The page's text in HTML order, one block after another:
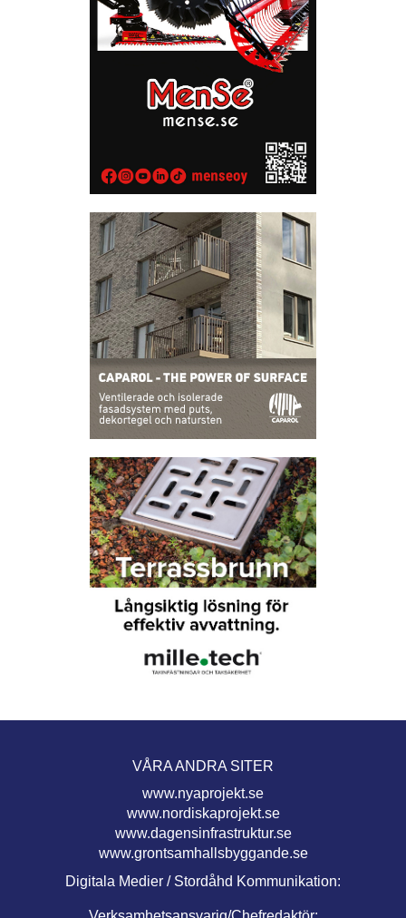
VÅRA ANDRA SITER
www.nyaprojekt.se
www.nordiskaprojekt.se
www.dagensinfrastruktur.se
www.grontsamhallsbyggande.se
Digitala Medier / Stordåhd Kommunikation: